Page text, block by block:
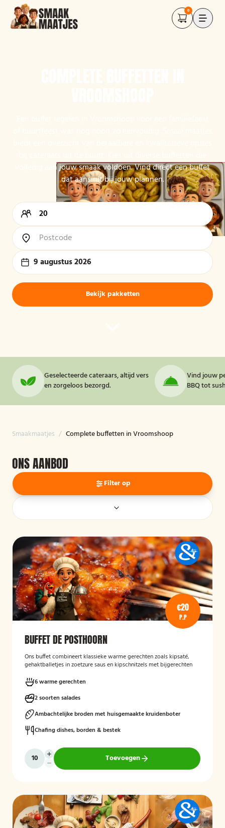
0
volledig aan jouw smaak voldoen. Vind direct een buffet
dat aansluit bij jouw plannen.
9 augustus 2026
Bekijk pakketten
Geselecteerde cateraars, altijd vers
en zorgeloos bezorgd.
Vind jouw
BBQ tot
Smaakmaatjes / Complete buffetten in Vroomshoop
ONS AANBOD
Filter op
€20
P.P
BUFFET DE POSTHOORN
Ons buffet combineert klassieke warme gerechten zoals kipsaté,
gehaktballetjes in zoetzure saus en kipschnitzels met bijgerechten
frisse rauwkost, gemengde salades en vers brood met kruidenboter
voor een compleet en smaakvol geheel.
Mogelijk te bestellen zonder borden en bestek!
6 warme gerechten
2 soorten salades
Ambachtelijke broden met huisgemaakte kruidenboter
Chafing dishes, borden & bestek
Toevoegen